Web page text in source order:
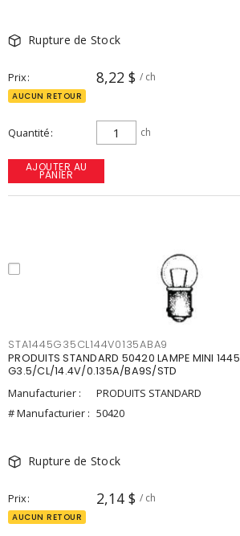
Rupture de Stock
Prix 8,22 $ / ch
AUCUN RETOUR
Quantité ch
AJOUTER AU
PANIER
STA1445G35CL144V0135ABA9
PRODUITS STANDARD 50420 LAMPE MINI 1445
G3.5/CL/14.4V/0.135A/BA9S/STD
Manufacturier :
PRODUITS STANDARD
# Manufacturier : 50420
Rupture de Stock
Prix 2,14 $ / ch
AUCUN RETOUR